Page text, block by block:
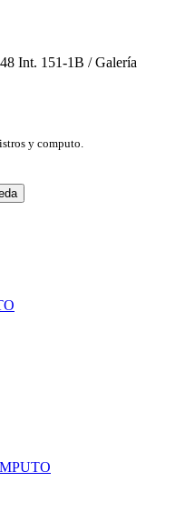
Int. 151-1B / Galería
y computo.